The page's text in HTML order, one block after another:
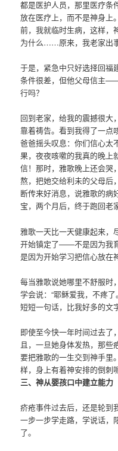
都是医护人员，那里医疗
放在医疗上，而不是神身上
前，我就临时生病，这样，
为什么……原来，我老家
于是，紧急中只好选择回福
条件很差，但他父母信主
行吗？
回到老家，给我的震撼很大
靠着祷告。看到我得了一点
爸爸摇头叹息：你们信心太
果，夜夜咳嗽的我真的晚
信！那时，雅歌晚上还会哭
熬，把她交给利未的父母后
断传来好消息，说雅歌的病
宝，两个月后，终于跑回老
雅歌一天比一天健康起来，
开始镇定了——不是因为我
是因为开始学习把信心放在
每当雅歌说她哪里不舒服时
学会说：“耶稣爱我，不疼
短短一句话，比我好多的文
即使至今快一年时间过去了
且，一旦她身体发热，那些
要把雅歌的一生交到神手里
样，身上有着神安排的倒刺呢
三、神从婴孩口中建立能力
疥疮事件过去后，还是轮到
一步一步学走路，学说话，
了。